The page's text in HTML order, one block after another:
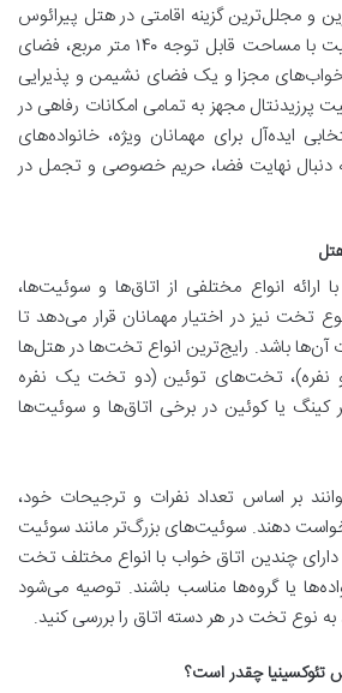
و مجلل‌ترین گزینه اقامتی در هتل پیرائوس
تئوکسینیا است. این سوئیت با مساحت قابل توجه ۱۴۰ متر مربع، فضای
مجزا و یک فضای نشیمن و پذیرایی
پرزیدنتال مجهز به تمامی امکانات رفاهی در
ایده‌آل برای مهمانان ویژه، خانواده‌های
دنبال نهایت فضا، حریم خصوصی و تجمل در
ارائه انواع مختلفی از اتاق‌ها و سوئیت‌ها،
تخت نیز در اختیار مهمانان قرار می‌دهد تا
باشد. رایج‌ترین انواع تخت‌ها در هتل‌ها
تخت‌های توئین (دو تخت یک نفره
یا کوئین در برخی اتاق‌ها و سوئیت‌ها
بر اساس تعداد نفرات و ترجیحات خود،
دهند. سوئیت‌های بزرگ‌تر مانند سوئیت
چندین اتاق خواب با انواع مختلف تخت
یا گروه‌ها مناسب باشند. توصیه می‌شود
به نوع تخت در هر دسته اتاق را بررسی کنید.
تئوکسینیا چقدر است؟